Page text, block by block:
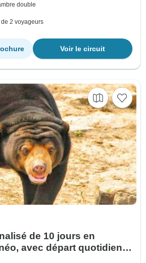
double
2 voyageurs
Voir le circuit
de 10 jours en
avec départ quotidien